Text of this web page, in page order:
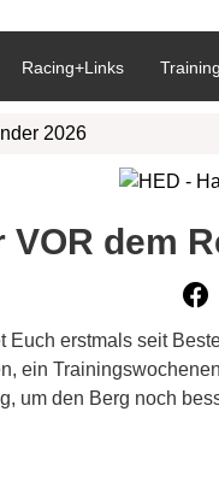
Racing+Links
2026
VOR dem
Euch erstmals seit
ein
um den Berg noch